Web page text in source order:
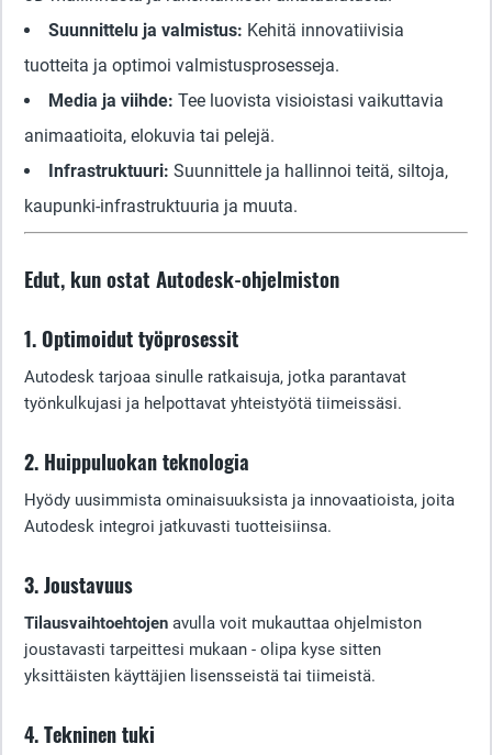
Suunnittelu ja valmistus: Kehitä innovatiivisia
tuotteita ja optimoi valmistusprosesseja.
Media ja viihde: Tee luovista visioistasi vaikuttavia
animaatioita, elokuvia tai pelejä.
Infrastruktuuri: Suunnittele ja hallinnoi teitä, siltoja,
kaupunki-infrastruktuuria ja muuta.
Edut, kun ostat Autodesk-ohjelmiston
1. Optimoidut työprosessit
Autodesk tarjoaa sinulle ratkaisuja, jotka parantavat
työnkulkujasi ja helpottavat yhteistyötä tiimeissäsi.
2. Huippuluokan teknologia
Hyödy uusimmista ominaisuuksista ja innovaatioista, joita
Autodesk integroi jatkuvasti tuotteisiinsa.
3. Joustavuus
Tilausvaihtoehtojen avulla voit mukauttaa ohjelmiston
joustavasti tarpeittesi mukaan - olipa kyse sitten
yksittäisten käyttäjien lisensseistä tai tiimeistä.
4. Tekninen tuki